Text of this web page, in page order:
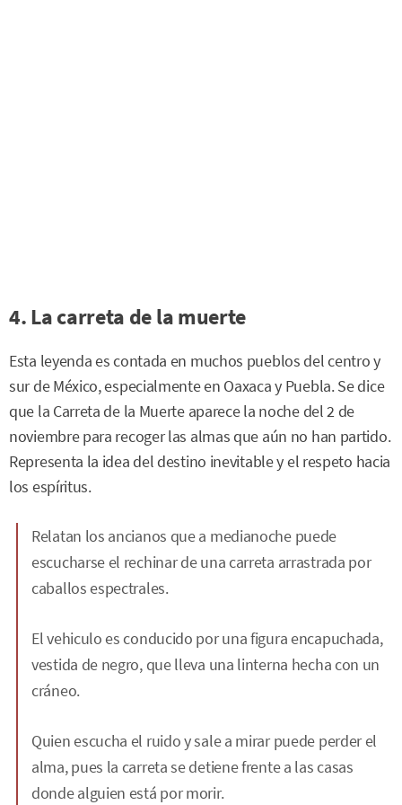
4. La carreta de la muerte
Esta leyenda es contada en muchos pueblos del centro y
sur de México, especialmente en Oaxaca y Puebla. Se dice
que la Carreta de la Muerte aparece la noche del 2 de
noviembre para recoger las almas que aún no han partido.
Representa la idea del destino inevitable y el respeto hacia
los espíritus.
Relatan los ancianos que a medianoche puede
escucharse el rechinar de una carreta arrastrada por
caballos espectrales.
El vehiculo es conducido por una figura encapuchada,
vestida de negro, que lleva una linterna hecha con un
cráneo.
Quien escucha el ruido y sale a mirar puede perder el
alma, pues la carreta se detiene frente a las casas
donde alguien está por morir.